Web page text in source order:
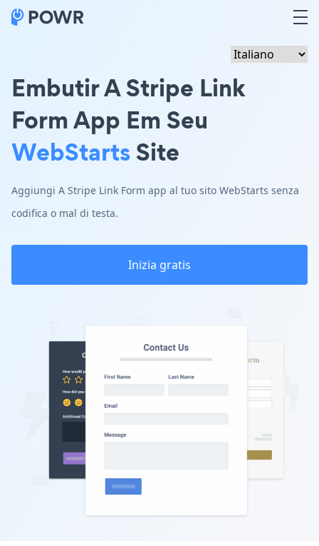
Embutir A Stripe Link
Form App Em Seu
WebStartsSite
Aggiungi A Stripe Link Form app al tuo sito WebStarts senza
codifica o mal di testa.
Inizia gratis